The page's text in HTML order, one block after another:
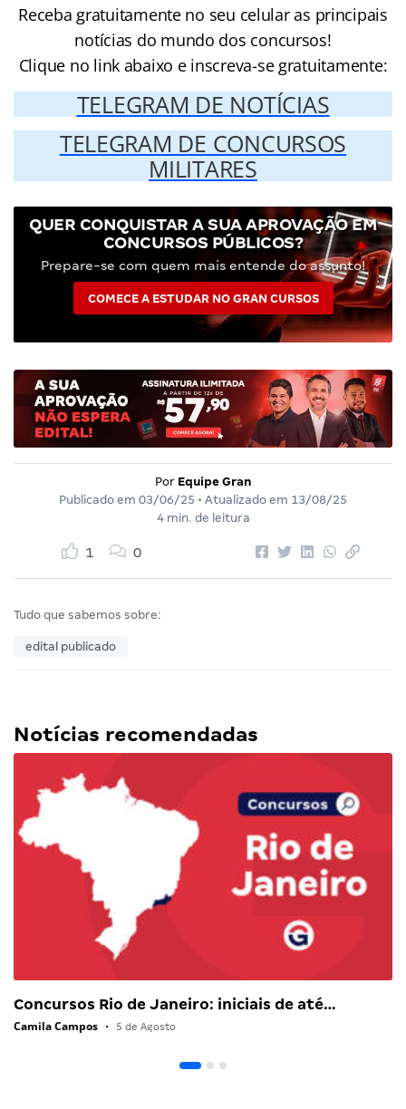
Receba gratuitamente no seu celular as principais
notícias do mundo dos concursos!
Clique no link abaixo e inscreva-se gratuitamente:
TELEGRAM DE NOTÍCIAS
TELEGRAM DE CONCURSOS
MILITARES
QUER CONQUISTAR A SUA APROVAÇÃO EM
CONCURSOS PÚBLICOS?
Prepare-se com quem mais entende do assunto!
COMECE A ESTUDAR NO GRAN CURSOS
Por Equipe Gran
Publicado em 03/06/25 • Atualizado em 13/08/25
4 min. de leitura
1 0
Tudo que sabemos sobre:
edital publicado
Notícias recomendadas
Concursos Rio de Janeiro: iniciais de até…
Camila Campos • 5 de Agosto